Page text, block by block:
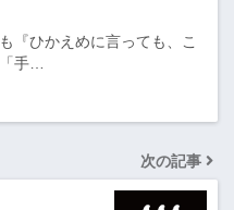
『ひかえめに言っても、こ
手…
次の記事